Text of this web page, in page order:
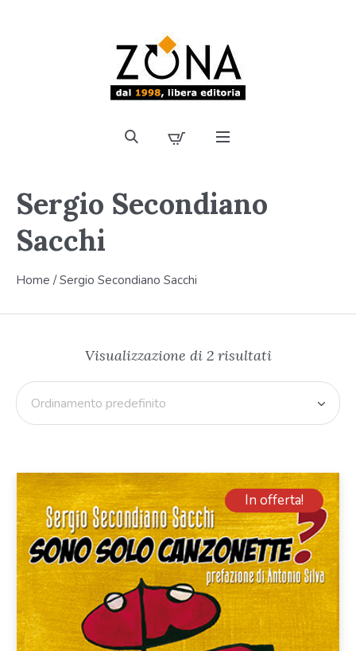
Sergio Secondiano
Sacchi
Home / Sergio Secondiano Sacchi
Visualizzazione di 2 risultati
In offerta!